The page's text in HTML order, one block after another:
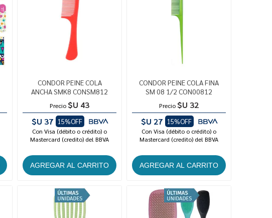
CONDOR PEINE COLA
ANCHA SMK8 CONSM812
Precio $U 43
$U 37 15%OFF
Con Visa (débito o crédito) o
Mastercard (credito) del BBVA
CONDOR PEINE COLA FINA
SM 08 1/2 CON00812
Precio $U 32
$U 27 15%OFF
Con Visa (débito o crédito) o
Mastercard (credito) del BBVA